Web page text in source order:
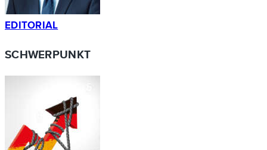
EDITORIAL
SCHWERPUNKT